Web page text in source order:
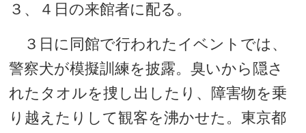
３、４日の来館者に配る。
３日に同館で行われたイベントでは、
警察犬が模擬訓練を披露。臭いから隠さ
れたタオルを捜し出したり、障害物を乗
り越えたりして観客を沸かせた。東京都